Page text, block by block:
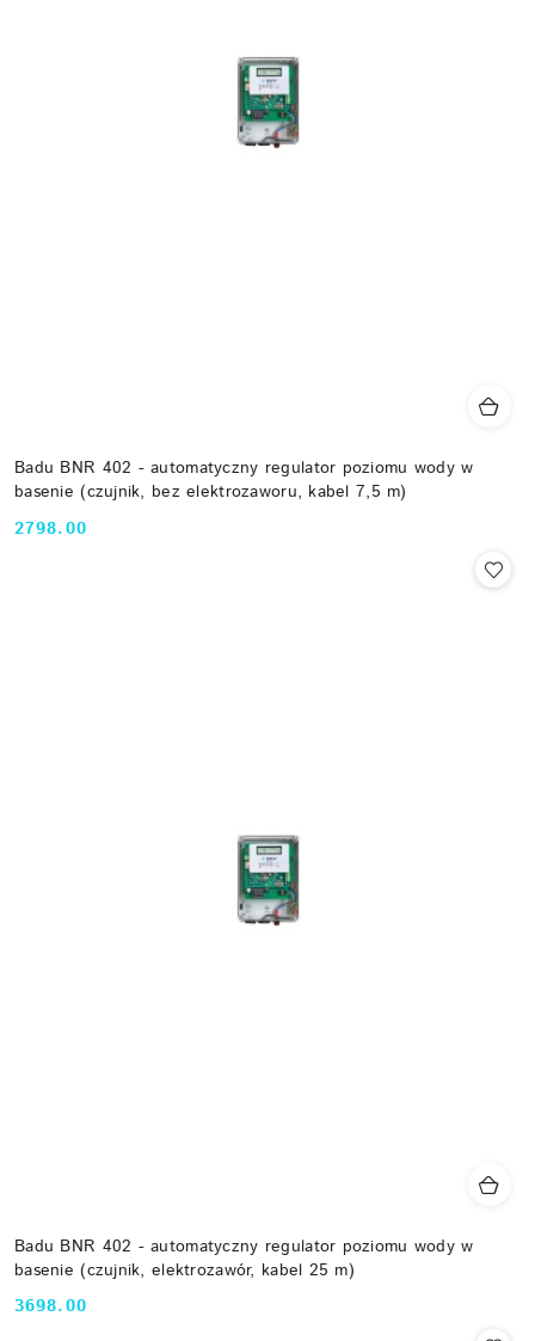
Badu BNR 402 - automatyczny regulator poziomu wody w
basenie (czujnik, bez elektrozaworu, kabel 7,5 m)
Cena:
2798.00
Badu BNR 402 - automatyczny regulator poziomu wody w
basenie (czujnik, elektrozawór, kabel 25 m)
Cena:
3698.00